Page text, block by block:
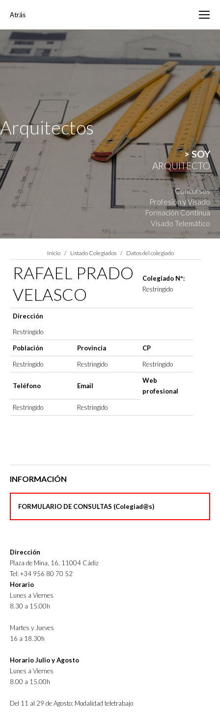
Arquitectos
> SOY
ARQUITECTO
Concursos
Profesión y Visado
Formación Continua
Visado Telemático
Estás aquí:
Inicio Listado Colegiados Datos del colegiado
RAFAEL PRADO
VELASCO
Colegiado Nº:
Restringido
Dirección
Restringido
Población Provincia CP
Restringido Restringido Restringido
Teléfono Email
Web
profesional
Restringido Restringido
INFORMACIÓN
FORMULARIO DE CONSULTAS (Colegiad@s)
Dirección
Plaza de Mina, 16, 11004 Cádiz
Tel: +34 956 80 70 52
Horario
Lunes a Viernes
8.30 a 15.00h
Martes y Jueves
16 a 18.30h
Horario Julio y Agosto
Lunes a Viernes
8.00 a 15.00h
Del 11 al 29 de Agosto: Modalidad teletrabajo